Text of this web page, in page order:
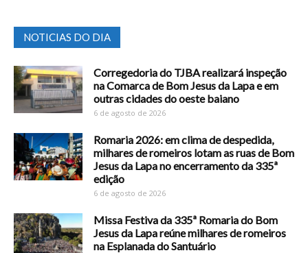
NOTICIAS DO DIA
Corregedoria do TJBA realizará inspeção
na Comarca de Bom Jesus da Lapa e em
outras cidades do oeste baiano
6 de agosto de 2026
Romaria 2026: em clima de despedida,
milhares de romeiros lotam as ruas de Bom
Jesus da Lapa no encerramento da 335ª
edição
6 de agosto de 2026
Missa Festiva da 335ª Romaria do Bom
Jesus da Lapa reúne milhares de romeiros
na Esplanada do Santuário